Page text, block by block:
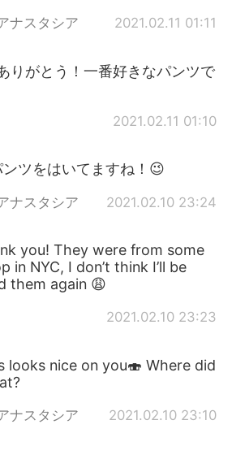
ナスタシア 2021.02.11 01:11
りがとう！一番好きなパンツで
2021.02.11 01:10
ツをはいてますね！😉
ナスタシア 2021.02.10 23:24
you! They were from some
in NYC, I don’t think I’ll be
them again 😩
2021.02.10 23:23
looks nice on you🍣 Where did
ナスタシア 2021.02.10 23:10